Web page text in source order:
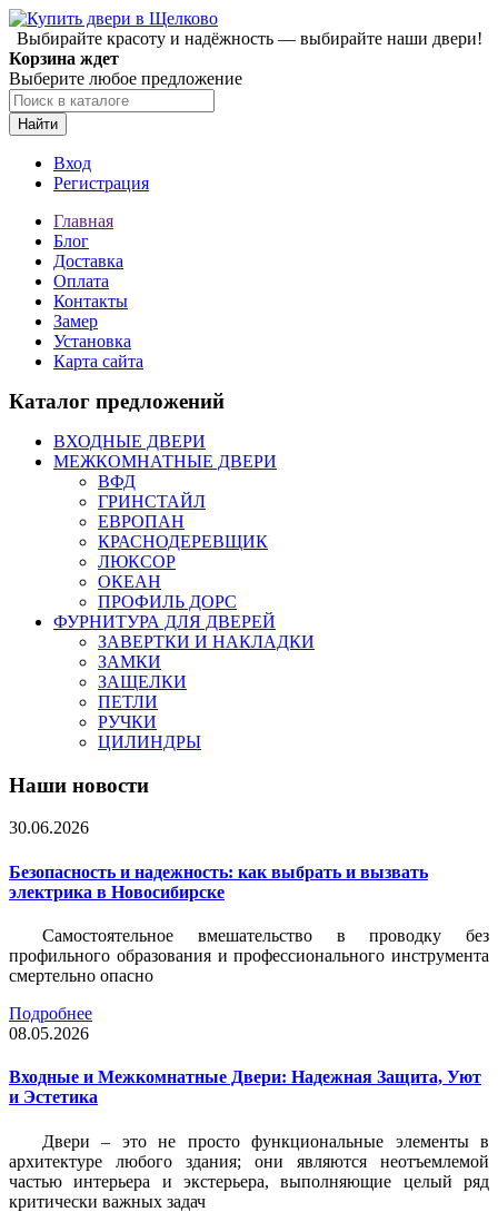
Выбирайте красоту и надёжность — выбирайте наши двери!
Корзина ждет
Выберите любое предложение
Найти
Вход
Регистрация
Главная
Блог
Доставка
Оплата
Контакты
Замер
Установка
Карта сайта
Каталог предложений
ВХОДНЫЕ ДВЕРИ
МЕЖКОМНАТНЫЕ ДВЕРИ
ВФД
ГРИНСТАЙЛ
ЕВРОПАН
КРАСНОДЕРЕВЩИК
ЛЮКСОР
ОКЕАН
ПРОФИЛЬ ДОРС
ФУРНИТУРА ДЛЯ ДВЕРЕЙ
ЗАВЕРТКИ И НАКЛАДКИ
ЗАМКИ
ЗАЩЕЛКИ
ПЕТЛИ
РУЧКИ
ЦИЛИНДРЫ
Наши новости
30.06.2026
Безопасность и надежность: как выбрать и вызвать
электрика в Новосибирске
Самостоятельное вмешательство в проводку без
профильного образования и профессионального инструмента
смертельно опасно
Подробнее
08.05.2026
Входные и Межкомнатные Двери: Надежная Защита, Уют
и Эстетика
Двери – это не просто функциональные элементы в
архитектуре любого здания; они являются неотъемлемой
частью интерьера и экстерьера, выполняющие целый ряд
критически важных задач